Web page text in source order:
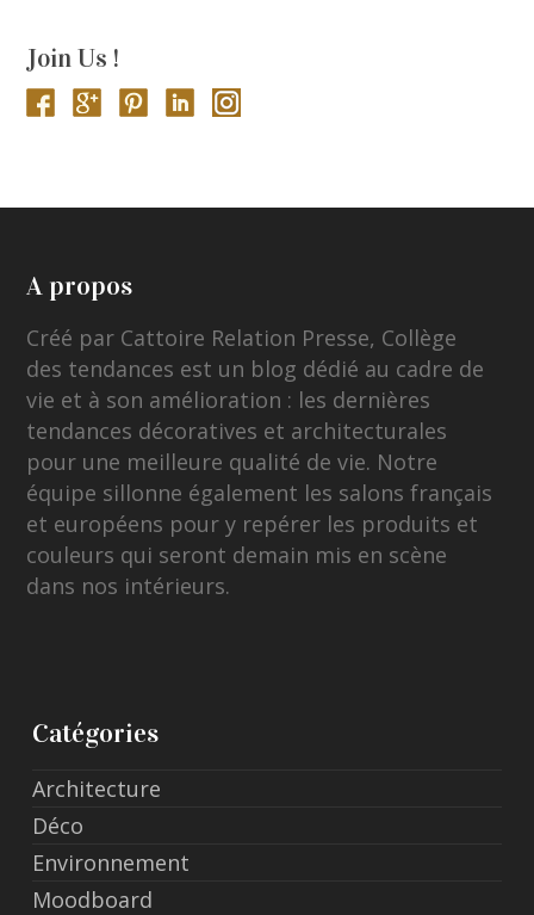
Join Us !
A propos
Créé par Cattoire Relation Presse, Collège
des tendances est un blog dédié au cadre de
vie et à son amélioration : les dernières
tendances décoratives et architecturales
pour une meilleure qualité de vie. Notre
équipe sillonne également les salons français
et européens pour y repérer les produits et
couleurs qui seront demain mis en scène
dans nos intérieurs.
Catégories
Architecture
Déco
Environnement
Moodboard